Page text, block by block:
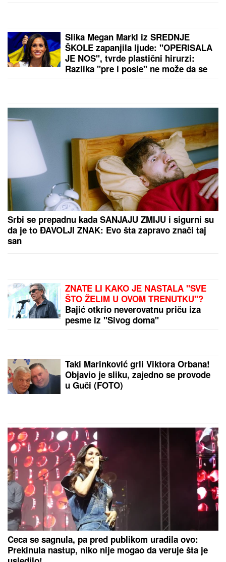
Slika Megan Markl iz SREDNJE
ŠKOLE zapanjila ljude: "OPERISALA
JE NOS", tvrde plastični hirurzi:
Razlika "pre i posle" ne može da se
Srbi se prepadnu kada SANJAJU ZMIJU i sigurni su
da je to ĐAVOLJI ZNAK: Evo šta zapravo znači taj
san
ZNATE LI KAKO JE NASTALA "SVE
ŠTO ŽELIM U OVOM TRENUTKU"?
Bajić otkrio neverovatnu priču iza
pesme iz "Sivog doma"
Taki Marinković grli Viktora Orbana!
Objavio je sliku, zajedno se provode
u Guči (FOTO)
Ceca se sagnula, pa pred publikom uradila ovo:
Prekinula nastup, niko nije mogao da veruje šta je